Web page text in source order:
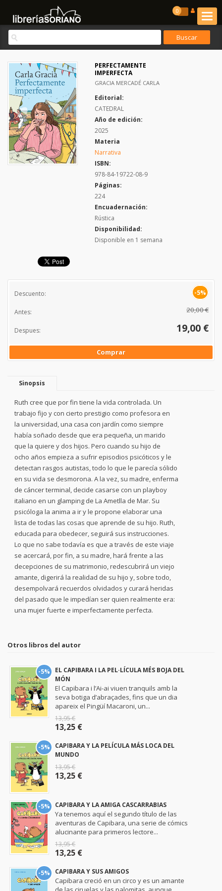
0
PERFECTAMENTE
IMPERFECTA
GRACIA MERCADÉ CARLA
Editorial:
CATEDRAL
Año de edición:
2025
Materia
Narrativa
ISBN:
978-84-19722-08-9
Páginas:
224
Encuadernación:
Rústica
Disponibilidad:
Disponible en 1 semana
Descuento: -5%
Antes: 20,00 €
Despues: 19,00 €
Comprar
Sinopsis
Ruth cree que por fin tiene la vida controlada. Un
trabajo fijo y con cierto prestigio como profesora en
la universidad, una casa con jardín como siempre
había soñado desde que era pequeña, un marido
que la quiere y dos hijos. Pero cuando su hijo de
ocho años empieza a sufrir episodios psicóticos y le
detectan rasgos autistas, todo lo que le parecía sólido
en su vida se desmorona. A la vez, su madre, enferma
de cáncer terminal, decide casarse con un playboy
italiano en un glamping de La Ametlla de Mar. Su
psicóloga la anima a ir y le propone elaborar una
lista de todas las cosas que aprende de su hijo. Ruth,
educada para obedecer, seguirá sus instrucciones.
Lo que no sabe todavía es que a través de este viaje
se acercará, por fin, a su madre, hará frente a las
decepciones de su matrimonio, redescubrirá un viejo
amante, digerirá la realidad de su hijo y, sobre todo,
desempolvará recuerdos olvidados y curará heridas
del pasado que le impedían ser quien realmente era:
una mujer fuerte e imperfectamente perfecta.
Otros libros del autor
-5%
EL CAPIBARA I LA PEL·LÍCULA MÉS BOJA DEL
MÓN
El Capibara i l’Ai-ai viuen tranquils amb la
seva botiga d’abraçades, fins que un dia
apareix el Pingüí Macaroni, un...
13,95 €
13,25 €
-5%
CAPIBARA Y LA PELÍCULA MÁS LOCA DEL
MUNDO
13,95 €
13,25 €
-5% CAPIBARA Y LA AMIGA CASCARRABIAS
Ya tenemos aquí el segundo título de las
aventuras de Capibara, una serie de cómics
alucinante para primeros lectore...
13,95 €
13,25 €
-5% CAPIBARA Y SUS AMIGOS
Capibara creció en un circo y es un amante